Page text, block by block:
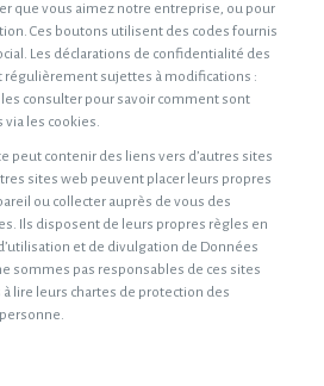
que vous aimez notre entreprise, ou pour
Ces boutons utilisent des codes fournis
Les déclarations de confidentialité des
régulièrement sujettes à modifications :
consulter pour savoir comment sont
les cookies.
peut contenir des liens vers d’autres sites
sites web peuvent placer leurs propres
ou collecter auprès de vous des
Ils disposent de leurs propres règles en
et de divulgation de Données
sommes pas responsables de ces sites
lire leurs chartes de protection des